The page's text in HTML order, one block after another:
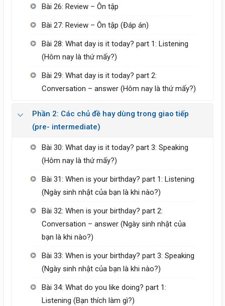
Bài 26: Review – Ôn tập
Bài 27: Review – Ôn tập (Đáp án)
Bài 28: What day is it today? part 1: Listening
(Hôm nay là thứ mấy?)
Bài 29: What day is it today? part 2:
Conversation – answer (Hôm nay là thứ mấy?)
Phần 2: Các chủ đề hay dùng trong giao tiếp
(pre- intermediate)
Bài 30: What day is it today? part 3: Speaking
(Hôm nay là thứ mấy?)
Bài 31: When is your birthday? part 1: Listening
(Ngày sinh nhật của bạn là khi nào?)
Bài 32: When is your birthday? part 2:
Conversation – answer (Ngày sinh nhật của
bạn là khi nào?)
Bài 33: When is your birthday? part 3: Speaking
(Ngày sinh nhật của bạn là khi nào?)
Bài 34: What do you like doing? part 1:
Listening (Bạn thích làm gì?)